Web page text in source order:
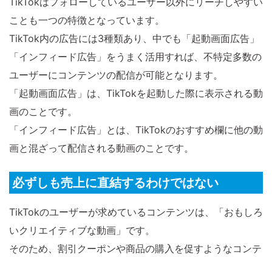
ことも一つの特徴となっています。
TikTok内の広告には3種類あり、中でも「起動画面広告」
「インフィード広告」をうまく活用すれば、不特定多数の
ユーザーにコンテンツの配信が可能となります。
「起動画面広告」は、TikTokを起動した際に表示される動
画のことです。
「インフィード広告」とは、TikTokのおすすめ欄に他の動
画と混ざって配信される動画のことです。
必ずしも売上に直結するわけではない
TikTokのユーザーが求めているコンテンツは、「おもしろ
いクリエイティブな動画」です。
そのため、割引クーポンや商品の購入を促すようなコンテ